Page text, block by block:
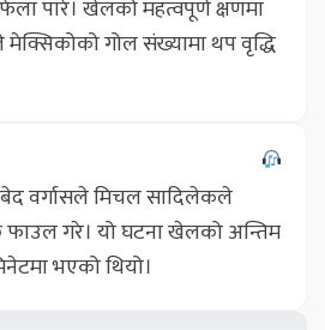
पारे। खेलको महत्वपूर्ण क्षणमा
मेक्सिकोको गोल संख्यामा थप वृद्धि
वर्गासले मिचल सादिलेकले
फाउल गरे। यो घटना खेलको अन्तिम
भएको थियो।